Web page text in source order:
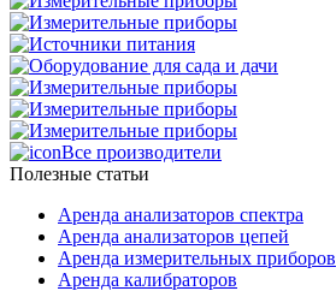
Все производители
Полезные статьи
Аренда анализаторов спектра
Аренда анализаторов цепей
Аренда измерительных приборов
Аренда калибраторов